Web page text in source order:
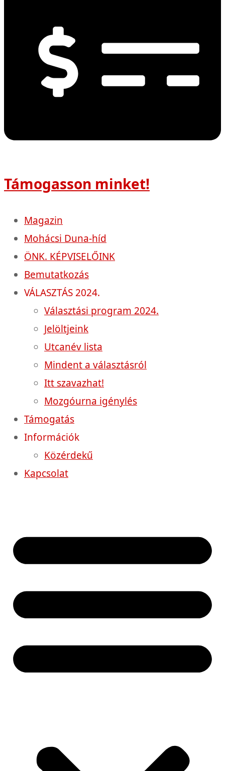
Támogasson minket!
Magazin
Mohácsi Duna-híd
ÖNK. KÉPVISELŐINK
Bemutatkozás
VÁLASZTÁS 2024.
Választási program 2024.
Jelöltjeink
Utcanév lista
Mindent a választásról
Itt szavazhat!
Mozgóurna igénylés
Támogatás
Információk
Közérdekű
Kapcsolat